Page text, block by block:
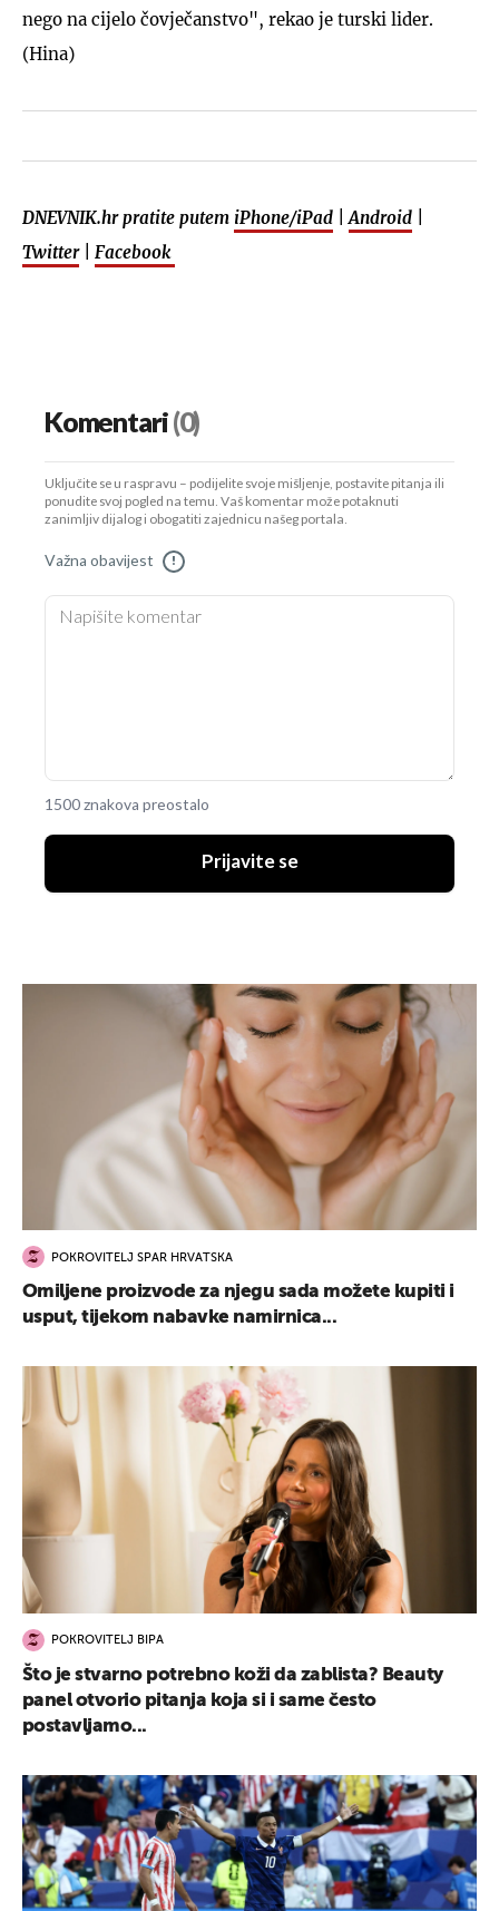
nego na cijelo čovječanstvo", rekao je turski lider.
(Hina)
DNEVNIK.hr pratite putem iPhone/iPad Android
Twitter| Facebook
Komentari(0)
Uključite se u raspravu – podijelite svoje mišljenje, postavite pitanja ili
ponudite svoj pogled na temu. Vaš komentar može potaknuti
zanimljiv dijalog i obogatiti zajednicu našeg portala.
Važna obavijest !
1500 znakova preostalo
Prijavite se
POKROVITELJ SPAR HRVATSKA
Omiljene proizvode za njegu sada možete kupiti i
usput, tijekom nabavke namirnica...
POKROVITELJ BIPA
Što je stvarno potrebno koži da zablista? Beauty
panel otvorio pitanja koja si i same često
postavljamo...